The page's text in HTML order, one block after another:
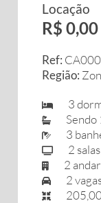
Locação
R$ 0,00
Ref:
Região:
3
Sendo
3
2 salas
2
2